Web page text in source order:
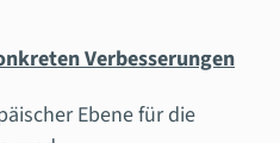
Verbesserungen
Ebene für die